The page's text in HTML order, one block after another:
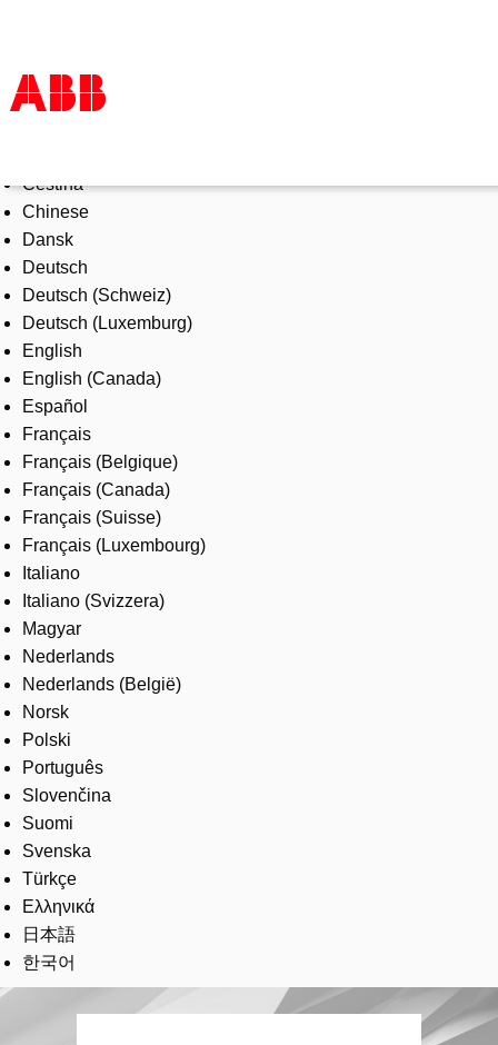
Products & Solutions
Industries
Services
About us
Where to buy
Contact us
Careers
Čeština
Chinese
Dansk
Deutsch
Deutsch (Schweiz)
Deutsch (Luxemburg)
English
English (Canada)
Español
Français
Français (Belgique)
Français (Canada)
Français (Suisse)
Français (Luxembourg)
Italiano
Italiano (Svizzera)
Magyar
Nederlands
Nederlands (België)
Norsk
Polski
Português
Slovenčina
Suomi
Svenska
Türkçe
Ελληνικά
日本語
한국어